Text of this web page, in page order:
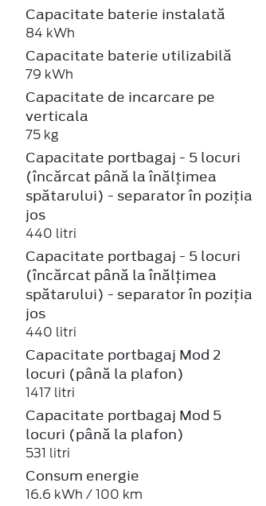
Capacitate baterie instalată
84 kWh
Capacitate baterie utilizabilă
79 kWh
Capacitate de incarcare pe
verticala
75 kg
Capacitate portbagaj - 5 locuri
(încărcat până la înălțimea
spătarului) - separator în poziția
jos
440 litri
Capacitate portbagaj - 5 locuri
(încărcat până la înălțimea
spătarului) - separator în poziția
jos
440 litri
Capacitate portbagaj Mod 2
locuri (până la plafon)
1417 litri
Capacitate portbagaj Mod 5
locuri (până la plafon)
531 litri
Consum energie
16.6 kWh / 100 km